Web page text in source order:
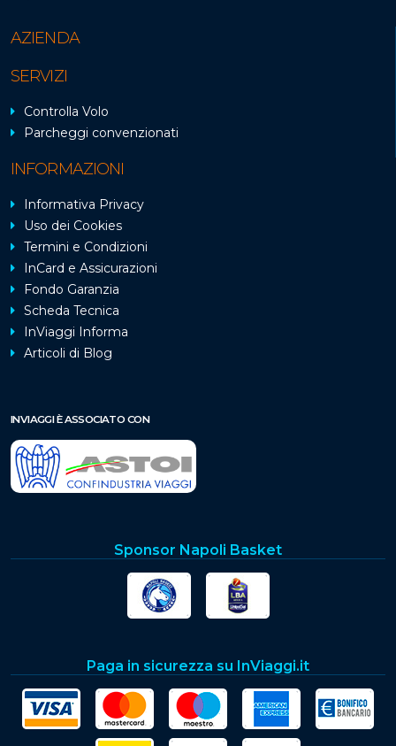
AZIENDA
SERVIZI
Controlla Volo
Parcheggi convenzionati
INFORMAZIONI
Informativa Privacy
Uso dei Cookies
Termini e Condizioni
InCard e Assicurazioni
Fondo Garanzia
Scheda Tecnica
InViaggi Informa
Articoli di Blog
INVIAGGI È ASSOCIATO CON
Sponsor Napoli Basket
Paga in sicurezza su InViaggi.it